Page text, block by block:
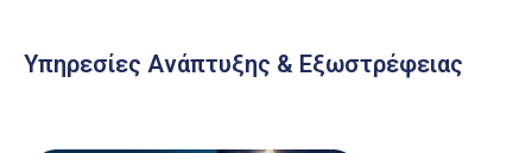
Υπηρεσίες Ανάπτυξης & Εξωστρέφειας